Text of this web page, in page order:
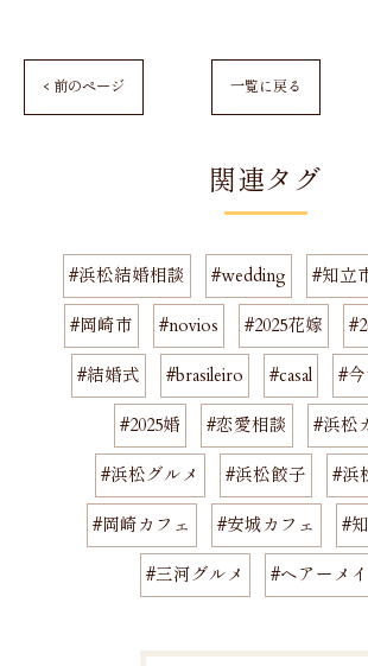
< 前のページ 一覧に戻る
関連タグ
#浜松結婚相談 #wedding #知立
#岡崎市 #novios #2025花嫁
#結婚式 #brasileiro #casal #
#2025婚 #恋愛相談 #浜松
#浜松グルメ #浜松餃子 #浜
#岡崎カフェ #安城カフェ #
#三河グルメ #ヘアーメ